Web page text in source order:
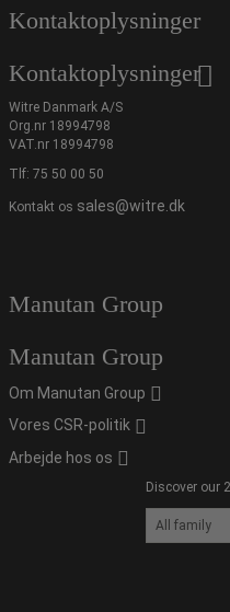
Kontaktoplysninger
Kontaktoplysninger
Witre Danmark A/S
Org.nr 18994798
VAT.nr 18994798
Tlf: 75 50 00 50
Kontakt os sales@witre.dk
Manutan Group
Manutan Group
Om Manutan Group
Vores CSR-politik
Arbejde hos os
Discover our